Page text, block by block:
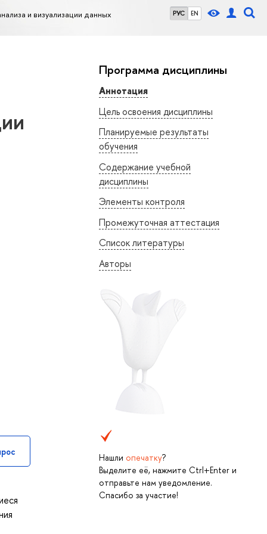
РУС EN
и визуализации данных
Программа дисциплины
Аннотация
Цель освоения дисциплины
Планируемые результаты
обучения
Содержание учебной
дисциплины
Элементы контроля
Промежуточная аттестация
Список литературы
Авторы
Нашли опечатку?
Выделите её, нажмите Ctrl+Enter и
отправьте нам уведомление.
Спасибо за участие!